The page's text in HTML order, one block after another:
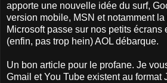
apporte une nouvelle idée du surf,
version mobile, MSN et notamment
Microsoft passe sur nos petits écrans
(enfin, pas trop hein) AOL débarque.
Un bon article pour le profane. Je
Gmail et You Tube existent au format